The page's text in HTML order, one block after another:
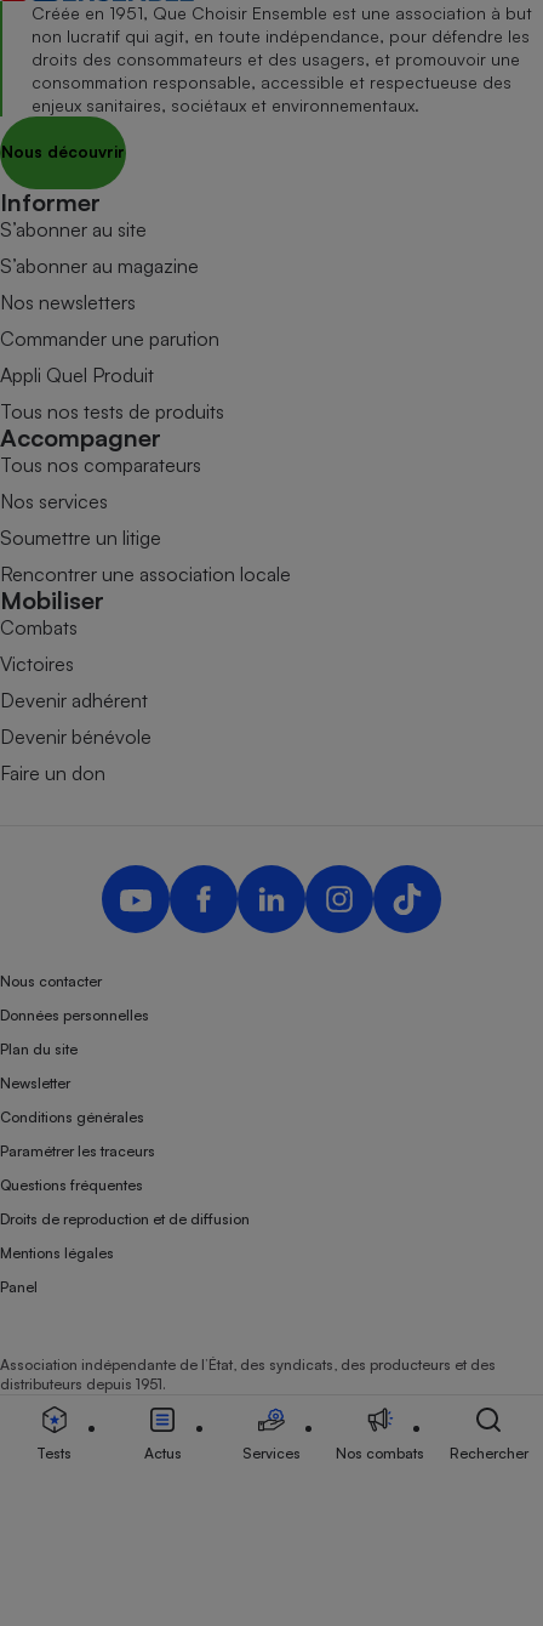
Créée en 1951, Que Choisir Ensemble est une association à but
non lucratif qui agit, en toute indépendance, pour défendre les
droits des consommateurs et des usagers, et promouvoir une
consommation responsable, accessible et respectueuse des
enjeux sanitaires, sociétaux et environnementaux.
Nous découvrir
Informer
S’abonner au site
S’abonner au magazine
Nos newsletters
Commander une parution
Appli Quel Produit
Tous nos tests de produits
Accompagner
Tous nos comparateurs
Nos services
Soumettre un litige
Rencontrer une association locale
Mobiliser
Combats
Victoires
Devenir adhérent
Devenir bénévole
Faire un don
Nous contacter
Données personnelles
Plan du site
Newsletter
Conditions générales
Paramétrer les traceurs
Questions fréquentes
Droits de reproduction et de diffusion
Mentions légales
Panel
Association indépendante de l’État, des syndicats, des producteurs et des
distributeurs depuis 1951.
Tests Actus Services Nos combats Rechercher